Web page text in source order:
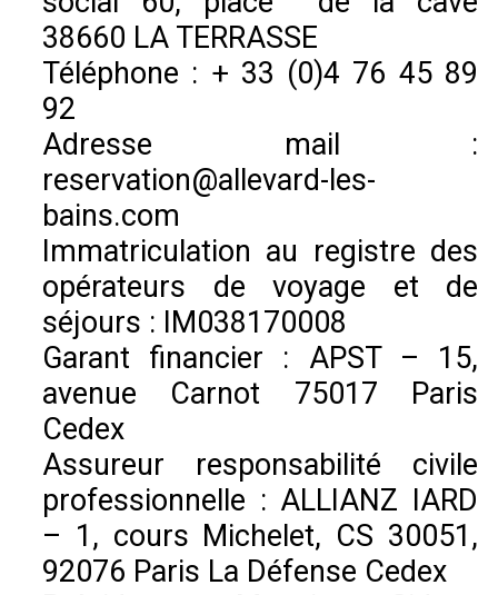
38660 LA TERRASSE
Téléphone : + 33 (0)4 76 45 89
92
Adresse mail :
reservation@allevard-les-
bains.com
Immatriculation au registre des
opérateurs de voyage et de
séjours : IM038170008
Garant financier : APST – 15,
avenue Carnot 75017 Paris
Cedex
Assureur responsabilité civile
professionnelle : ALLIANZ IARD
– 1, cours Michelet, CS 30051,
92076 Paris La Défense Cedex